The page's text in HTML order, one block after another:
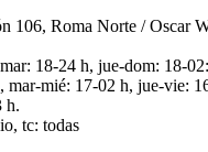
106, Roma Norte / Oscar
18-24 h, jue-dom: 18-
mar-mié: 17-02 h, jue-vie:
h.
tc: todas